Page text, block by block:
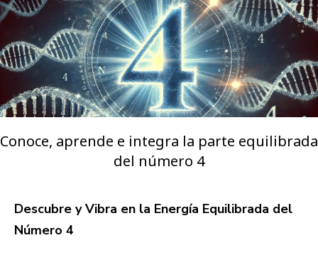
Conoce, aprende e integra la parte equilibrada
del número 4
Descubre y Vibra en la Energía Equilibrada del
Número 4